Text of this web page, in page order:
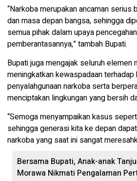
“Narkoba merupakan ancaman serius
dan masa depan bangsa, sehingga
semua pihak dalam upaya
pemberantasannya,” tambah Bupati.
Bupati juga mengajak seluruh elemen
meningkatkan kewaspadaan terhadap
penyalahgunaan narkoba serta
menciptakan lingkungan yang bersih
“Semoga menyampaikan kasus
sehingga generasi kita ke depan
narkoba yang saat ini sangat
Bersama Bupati, Anak-anak
Morawa Nikmati Pengalaman